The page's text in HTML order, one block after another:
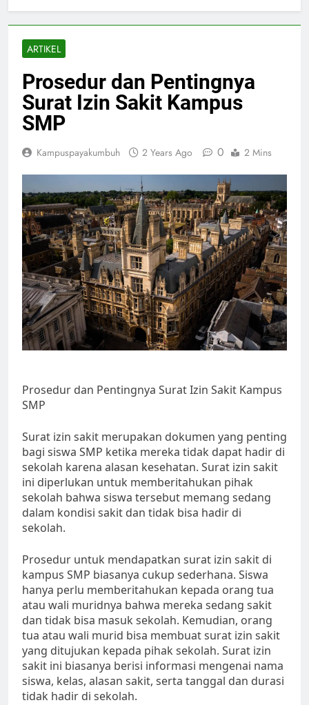
ARTIKEL
Prosedur dan Pentingnya
Surat Izin Sakit Kampus
SMP
Kampuspayakumbuh 2 Years Ago 0 2 Mins
Prosedur dan Pentingnya Surat Izin Sakit Kampus
SMP
Surat izin sakit merupakan dokumen yang penting
bagi siswa SMP ketika mereka tidak dapat hadir di
sekolah karena alasan kesehatan. Surat izin sakit
ini diperlukan untuk memberitahukan pihak
sekolah bahwa siswa tersebut memang sedang
dalam kondisi sakit dan tidak bisa hadir di
sekolah.
Prosedur untuk mendapatkan surat izin sakit di
kampus SMP biasanya cukup sederhana. Siswa
hanya perlu memberitahukan kepada orang tua
atau wali muridnya bahwa mereka sedang sakit
dan tidak bisa masuk sekolah. Kemudian, orang
tua atau wali murid bisa membuat surat izin sakit
yang ditujukan kepada pihak sekolah. Surat izin
sakit ini biasanya berisi informasi mengenai nama
siswa, kelas, alasan sakit, serta tanggal dan durasi
tidak hadir di sekolah.